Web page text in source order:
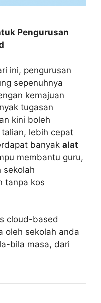
Pengurusan
ini, pengurusan
sepenuhnya
kemajuan
tugasan
kini boleh
lebih cepat
banyak alat
membantu guru,
sekolah
tanpa kos
cloud-based
oleh sekolah anda
bila masa, dari